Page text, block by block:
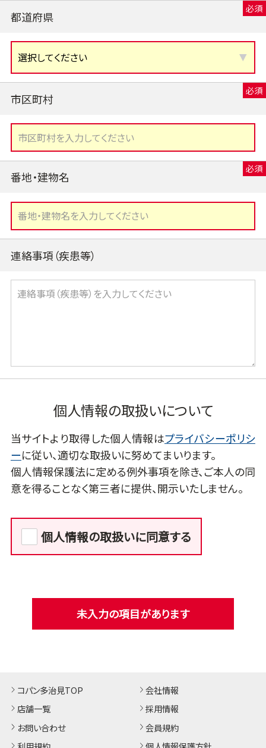
都道府県
市区町村
番地・建物名
連絡事項（疾患等）
個人情報の取扱いについて
当サイトより取得した個人情報はプライバシーポリシ
ーに従い、適切な取扱いに努めてまいります。
個人情報保護法に定める例外事項を除き、ご本人の同
意を得ることなく第三者に提供、開示いたしません。
個人情報の取扱いに同意する
未入力の項目があります
コパン多治見TOP
店舗一覧
お問い合わせ
会社情報
採用情報
会員規約